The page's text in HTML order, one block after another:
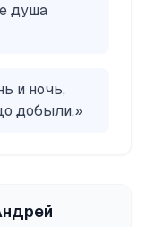
душа
и ночь,
добыли.»